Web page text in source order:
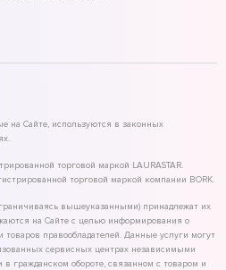
на Сайте, используются в законных
торговой маркой LAURASTAR.
торговой маркой компании BORK.
вышеуказанными) принадлежат их
на Сайте с целью информирования о
правообладателей. Данные услуги могут
сервисных центрах независимыми
гражданском обороте, связанном с товаром и